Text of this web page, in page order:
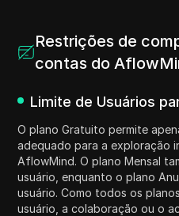
Restrições de
contas do
Limite de Usuários
O plano Gratuito permite
adequado para a exploração
AflowMind. O plano Mensal
usuário, enquanto o plano
usuário. Como todos os
usuário, a colaboração ou o